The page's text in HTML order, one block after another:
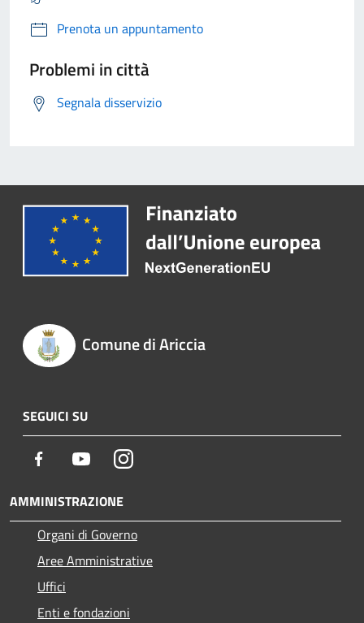
Prenota un appuntamento
Problemi in città
Segnala disservizio
Comune di Ariccia
SEGUICI SU
Facebook YoutubeInstagram
AMMINISTRAZIONE
Organi di Governo
Aree Amministrative
Uffici
Enti e fondazioni